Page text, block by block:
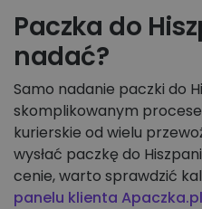
Paczka do
nadać?
Samo nadanie paczki do
skomplikowanym
kurierskie od wielu
wysłać paczkę do
cenie, warto sprawdzić
panelu klienta Apaczka.pl